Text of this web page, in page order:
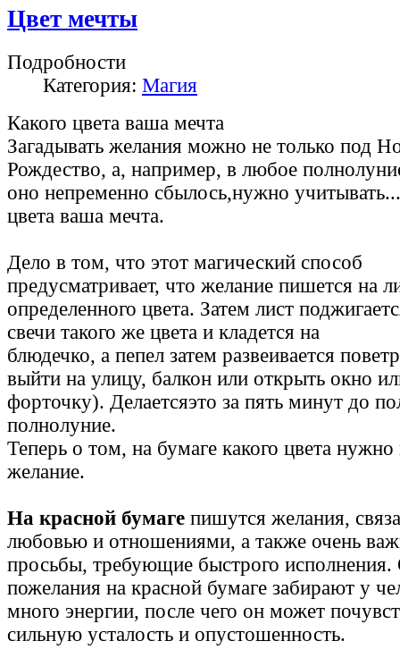
Цвет мечты
Подробности
Категория: Магия
Какого цвета ваша мечта
Загадывать желания можно не только под
Рождество, а, например, в любое
оно непременно сбылось,нужно
цвета ваша мечта.
Дело в том, что этот магический способ
предусматривает, что желание пишется на
определенного цвета. Затем лист
свечи такого же цвета и кладется на
блюдечко, а пепел затем развеивается
выйти на улицу, балкон или открыть окно
форточку). Делаетсяэто за пять минут до
полнолуние.
Теперь о том, на бумаге какого цвета нужно
желание.
На красной бумаге пишутся желания,
любовью и отношениями, а также очень
просьбы, требующие быстрого
пожелания на красной бумаге забирают у
много энергии, после чего он может
сильную усталость и опустошенность.